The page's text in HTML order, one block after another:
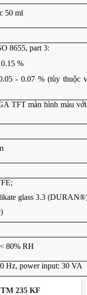
50 ml
8655, part 3:
%
- 0.07 % (tùy thuộc
TFT màn hình màu
glass 3.3
80% RH
Hz, power input: 30 VA
235 KF